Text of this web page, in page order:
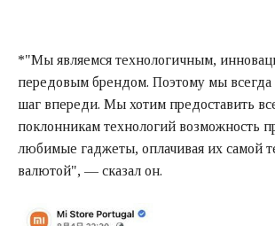
*"Мы являемся технологичным,
передовым брендом. Поэтому мы всегда
шаг впереди. Мы хотим предоставить
поклонникам технологий возможность
любимые гаджеты, оплачивая их самой
валютой", — сказал он.